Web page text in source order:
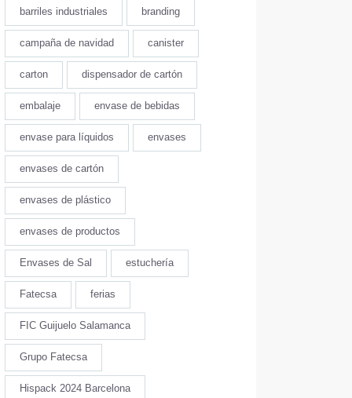
barriles industriales branding
campaña de navidad canister
carton dispensador de cartón
embalaje envase de bebidas
envase para líquidos envases
envases de cartón
envases de plástico
envases de productos
Envases de Sal estuchería
Fatecsa ferias
FIC Guijuelo Salamanca
Grupo Fatecsa
Hispack 2024 Barcelona